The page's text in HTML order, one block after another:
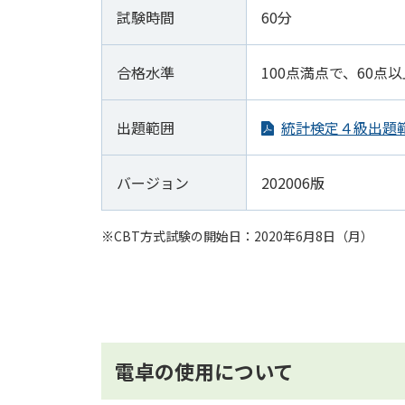
試験時間 60分
合格水準 100点満点で、60点
出題範囲 統計検定４級出題
バージョン 202006版
※CBT方式試験の開始日：2020年6月8日（月）
電卓の使用について